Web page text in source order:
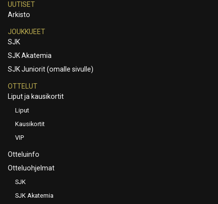
UUTISET
Arkisto
JOUKKUEET
SJK
SJK Akatemia
SJK Juniorit (omalle sivulle)
OTTELUT
Liput ja kausikortit
Liput
Kausikortit
VIP
Otteluinfo
Otteluohjelmat
SJK
SJK Akatemia